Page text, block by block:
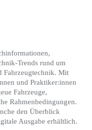
Trends rund um
Fahrzeugtechnik. Mit
und Praktiker:innen
Fahrzeuge,
Rahmenbedingungen.
den Überblick
Ausgabe erhältlich.